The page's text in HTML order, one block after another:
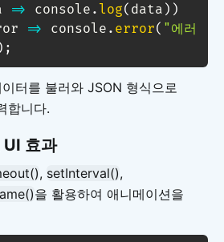
=> console . log( data ) )
=> console . error( "에러
;
터를 불러와 JSON 형식으로
합니다.
UI 효과
, setInterval(),
을 활용하여 애니메이션을